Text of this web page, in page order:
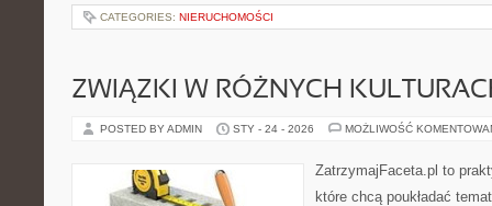
CATEGORIES: NIERUCHOMOŚCI
ZWIĄZKI W RÓŻNYCH
POSTED BY ADMIN STY - 24 - 2026 MOŻLIWOŚĆ
ZatrzymajFaceta.pl to
które chcą poukładać